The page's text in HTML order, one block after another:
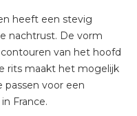
heeft een stevig
nachtrust. De vorm
van het hoofd
rits maakt het mogelijk
passen voor een
France.